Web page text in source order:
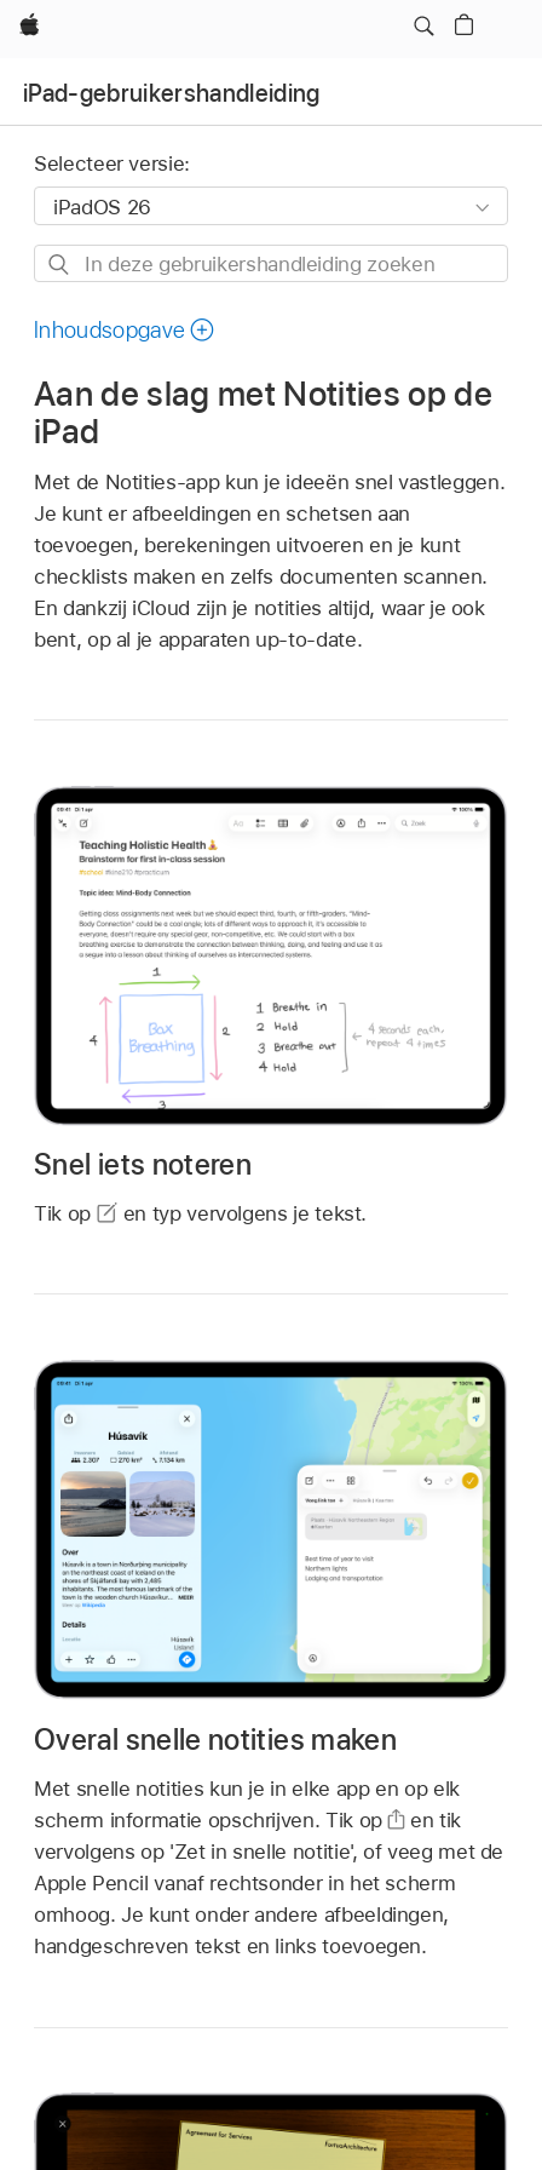
Apple
iPad-gebruikershandleiding
Selecteer versie:
In
gebruikershandleiding
Inhoudsopgave
Aan de slag met Notities op de
iPad
Met de Notities-app kun je ideeën snel vastleggen.
Je kunt er afbeeldingen en schetsen aan
toevoegen, berekeningen uitvoeren en je kunt
checklists maken en zelfs documenten scannen.
En dankzij iCloud zijn je notities altijd, waar je ook
bent, op al je apparaten up-to-date.
Snel iets noteren
Tik op en typ vervolgens je tekst.
Overal snelle notities maken
Met snelle notities kun je in elke app en op elk
scherm informatie opschrijven. Tik op
en tik
vervolgens op 'Zet in snelle notitie', of veeg met de
Apple Pencil vanaf rechtsonder in het scherm
omhoog. Je kunt onder andere afbeeldingen,
handgeschreven tekst en links toevoegen.